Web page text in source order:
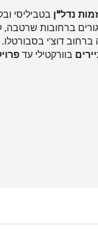
בטביליסי
ברחובות שרטבה,
דוצ'י בסבורטלו
בוורקטילי עד